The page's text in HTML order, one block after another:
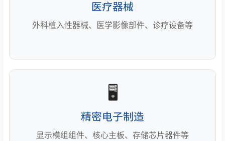
医疗器械
外科植入性器械、医学影像部件、诊疗设备等
🖥️
精密电子制造
显示模组组件、核心主板、存储芯片器件等